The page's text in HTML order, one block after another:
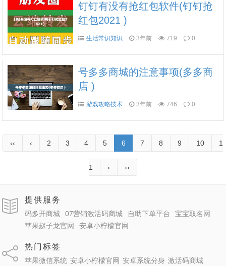
钉钉有没有抢红包软件(钉钉抢
红包2021 )
生活常识知识 3年前 719 0
号多多商城的注意事项(多多商
店 )
游戏攻略技术 3年前 746 0
‹‹ ‹ 2 3 4 5 6 7 8 9 10 1
1 › ››
提供服务
码多开商城 07营销激活码商城 自助下单平台
宝宝取名网
苹果赵子龙官网
安卓小柠檬官网
热门标签
苹果微信系统 安卓小柠檬官网 安卓系统分身 激活码商城